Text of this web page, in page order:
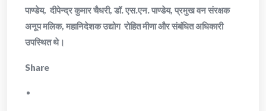
पाण्डेय, दीपेन्द्र कुमार चैधरी, डॉ. एस.एन. पाण्डेय, प्रमुख वन संरक्षक
अनूप मलिक, महानिदेशक उद्योग रोहित मीणा और संबंधित अधिकारी
उपस्थित थे।
Share